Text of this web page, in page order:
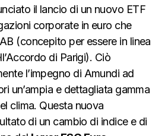
il lancio di un nuovo ETF
corporate in euro che
(concepito per essere in linea
di Parigi). Ciò
l’impegno di Amundi ad
un’ampia e dettagliata gamma
clima. Questa nuova
di un cambio di indice e di